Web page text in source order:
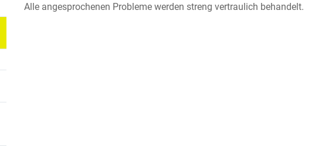
Alle angesprochenen Probleme werden streng vertraulich behandelt.